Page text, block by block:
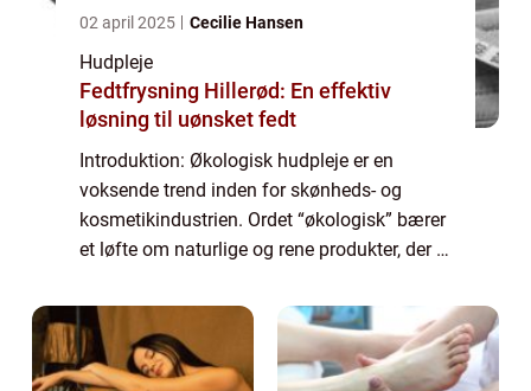
02 april 2025 Cecilie Hansen
Hudpleje
Fedtfrysning Hillerød: En effektiv
løsning til uønsket fedt
Introduktion: Økologisk hudpleje er en
voksende trend inden for skønheds- og
kosmetikindustrien. Ordet “økologisk” bærer
et løfte om naturlige og rene produkter, der er
kemikalier og skadelige ingredien...